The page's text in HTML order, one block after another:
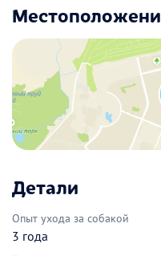
Детали
Опыт ухода за собакой
3 года